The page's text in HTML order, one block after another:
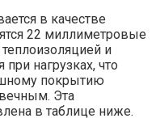
в качестве
22 миллиметровые
и
нагрузках, что
покрытию
Эта
в таблице ниже.